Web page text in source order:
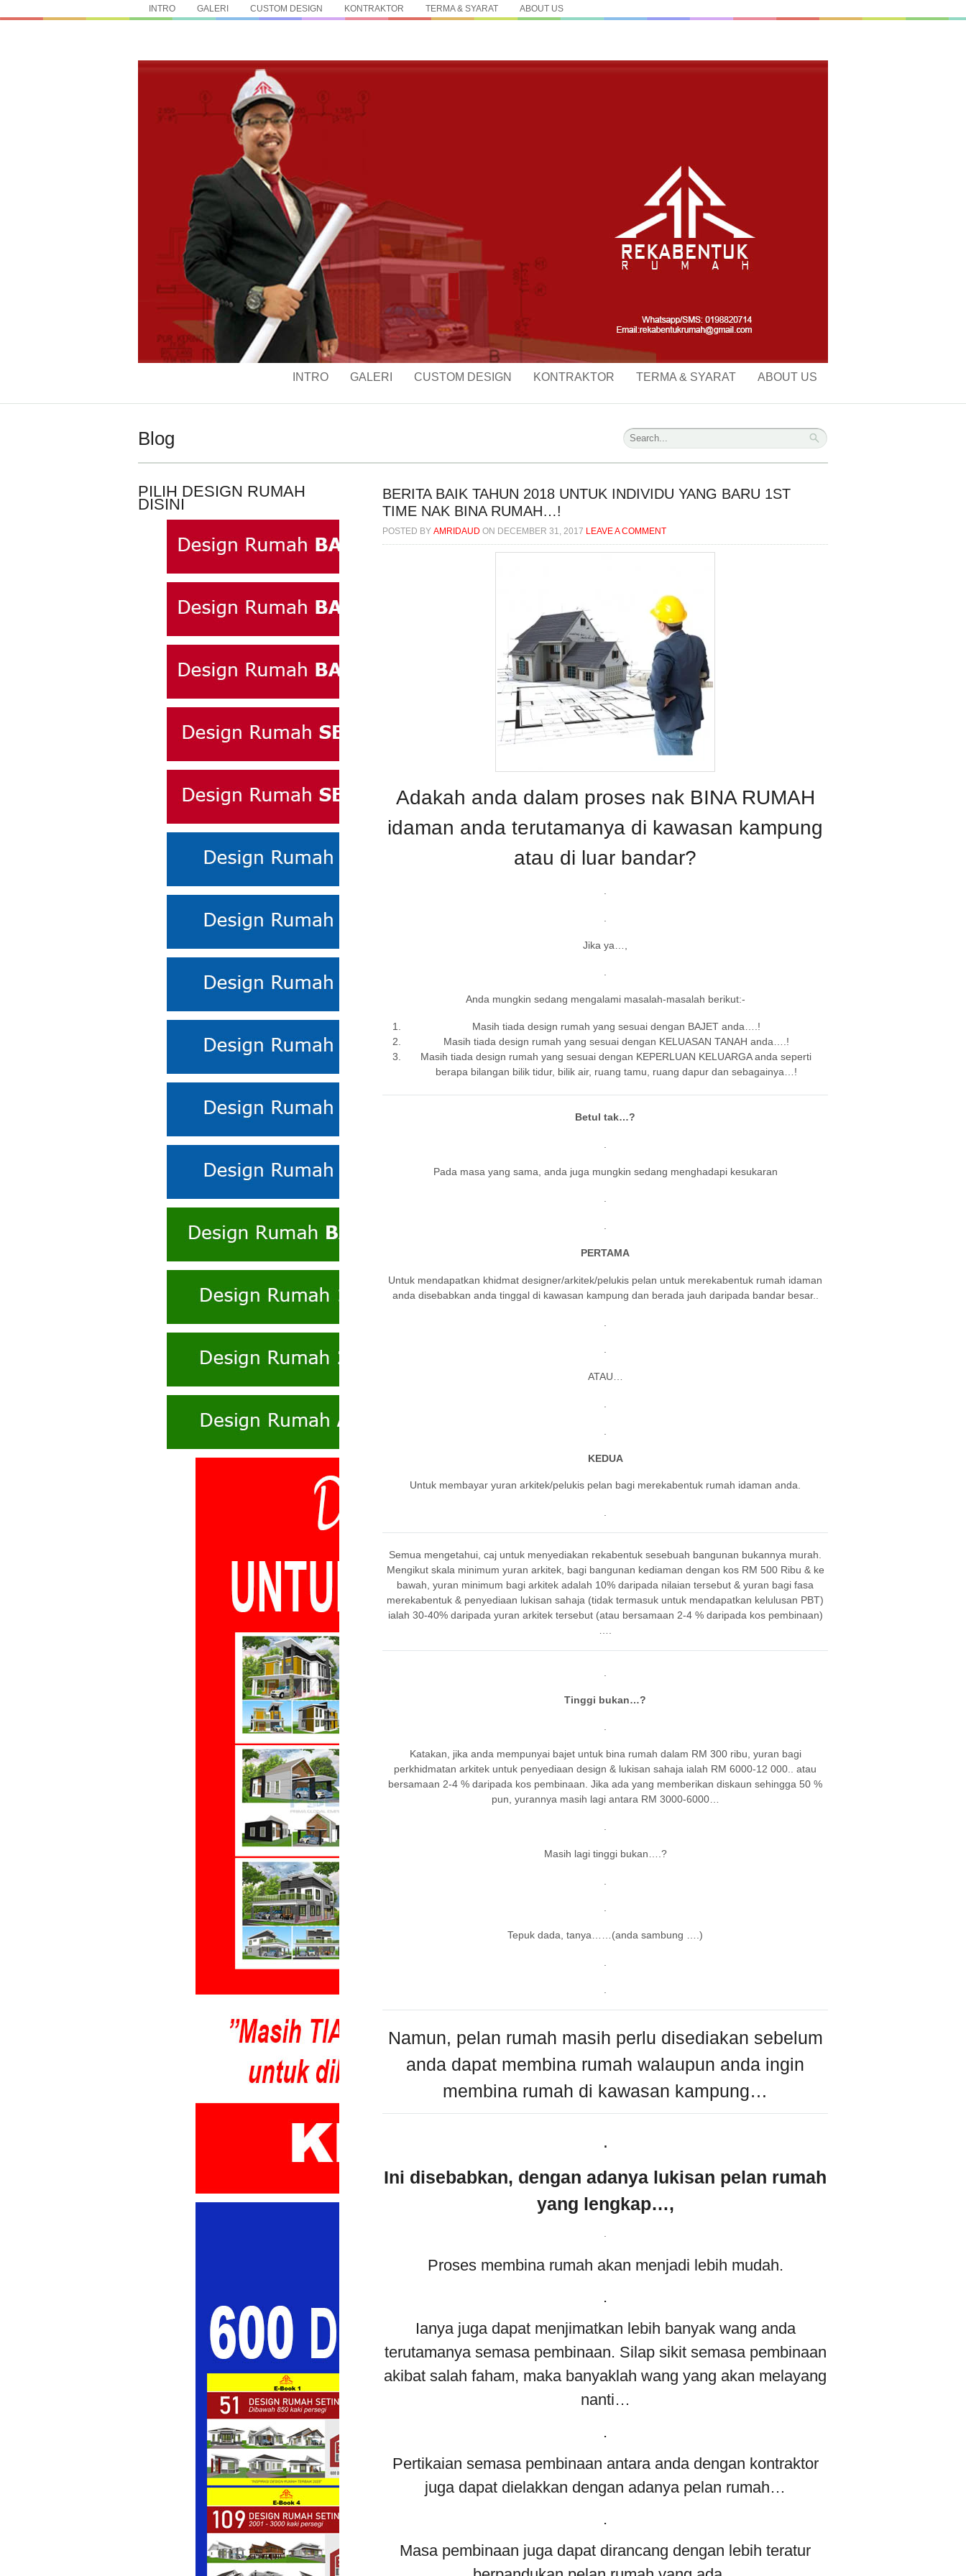
INTRO GALERI CUSTOM DESIGN KONTRAKTOR TERMA & SYARAT ABOUT US
INTRO GALERI CUSTOM DESIGN KONTRAKTOR TERMA & SYARAT ABOUT US
Blog
BERITA BAIK TAHUN 2018 UNTUK INDIVIDU YANG BARU 1ST
TIME NAK BINA RUMAH…!
POSTED BY AMRIDAUD ON DECEMBER 31, 2017 LEAVE A COMMENT
Adakah anda dalam proses nak BINA RUMAH
idaman anda terutamanya di kawasan kampung
atau di luar bandar?
Jika ya…,
.
Anda mungkin sedang mengalami masalah-masalah berikut:-
Masih tiada design rumah yang sesuai dengan BAJET anda….!
Masih tiada design rumah yang sesuai dengan KELUASAN TANAH anda….!
Masih tiada design rumah yang sesuai dengan KEPERLUAN KELUARGA anda seperti
berapa bilangan bilik tidur, bilik air, ruang tamu, ruang dapur dan sebagainya…!
Betul tak…?
Pada masa yang sama, anda juga mungkin sedang menghadapi kesukaran
.
PERTAMA
Untuk mendapatkan khidmat designer/arkitek/pelukis pelan untuk merekabentuk rumah idaman
anda disebabkan anda tinggal di kawasan kampung dan berada jauh daripada bandar besar..
.
ATAU…
KEDUA
Untuk membayar yuran arkitek/pelukis pelan bagi merekabentuk rumah idaman anda.
Semua mengetahui, caj untuk menyediakan rekabentuk sesebuah bangunan bukannya murah.
Mengikut skala minimum yuran arkitek, bagi bangunan kediaman dengan kos RM 500 Ribu & ke
bawah, yuran minimum bagi arkitek adalah 10% daripada nilaian tersebut & yuran bagi fasa
merekabentuk & penyediaan lukisan sahaja (tidak termasuk untuk mendapatkan kelulusan PBT)
ialah 30-40% daripada yuran arkitek tersebut (atau bersamaan 2-4 % daripada kos pembinaan)
Tinggi bukan…?
.
Katakan, jika anda mempunyai bajet untuk bina rumah dalam RM 300 ribu, yuran bagi
perkhidmatan arkitek untuk penyediaan design & lukisan sahaja ialah RM 6000-12 000.. atau
bersamaan 2-4 % daripada kos pembinaan. Jika ada yang memberikan diskaun sehingga 50 %
pun, yurannya masih lagi antara RM 3000-6000…
Masih lagi tinggi bukan….?
.
Tepuk dada, tanya……(anda sambung ….)
Namun, pelan rumah masih perlu disediakan sebelum
anda dapat membina rumah walaupun anda ingin
membina rumah di kawasan kampung…
.
Ini disebabkan, dengan adanya lukisan pelan rumah
yang lengkap…,
.
Proses membina rumah akan menjadi lebih mudah.
.
Ianya juga dapat menjimatkan lebih banyak wang anda
terutamanya semasa pembinaan. Silap sikit semasa pembinaan
akibat salah faham, maka banyaklah wang yang akan melayang
nanti…
.
Pertikaian semasa pembinaan antara anda dengan kontraktor
juga dapat dielakkan dengan adanya pelan rumah…
.
Masa pembinaan juga dapat dirancang dengan lebih teratur
PILIH DESIGN RUMAH
DISINI